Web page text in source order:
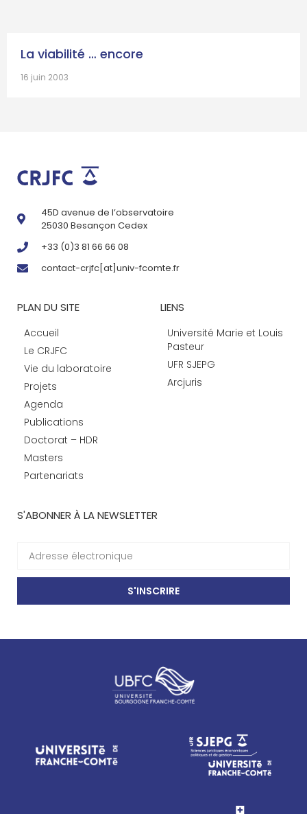
La viabilité … encore
16 juin 2003
45D avenue de l’observatoire
25030 Besançon Cedex
+33 (0)3 81 66 66 08
contact-crjfc[at]univ-fcomte.fr
PLAN DU SITE
Accueil
Le CRJFC
Vie du laboratoire
Projets
Agenda
Publications
Doctorat – HDR
Masters
Partenariats
LIENS
Université Marie et Louis
Pasteur
UFR SJEPG
Arcjuris
S'ABONNER À LA NEWSLETTER
S'INSCRIRE